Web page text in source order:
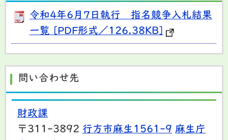
令和4年6月7日執行 指名競争入札結果
一覧 [PDF形式／126.38KB]
問い合わせ先
財政課
〒311-3892 行方市麻生1561-9 麻生庁